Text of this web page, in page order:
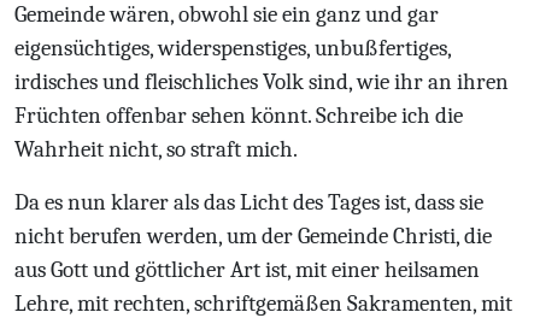
Gemeinde wären, obwohl sie ein ganz und gar
eigensüchtiges, widerspenstiges, unbußfertiges,
irdisches und fleischliches Volk sind, wie ihr an ihren
Früchten offenbar sehen könnt. Schreibe ich die
Wahrheit nicht, so straft mich.
Da es nun klarer als das Licht des Tages ist, dass sie
nicht berufen werden, um der Gemeinde Christi, die
aus Gott und göttlicher Art ist, mit einer heilsamen
Lehre, mit rechten, schriftgemäßen Sakramenten, mit